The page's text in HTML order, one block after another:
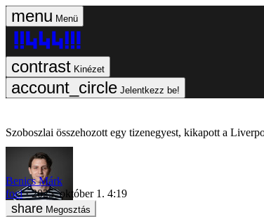
Menü
Kinézet
Jelentkezz be!
Szoboszlai összehozott egy tizenegyest, kikapott a
Benics Márk
foci
2025. október 1. 4:19
Megosztás